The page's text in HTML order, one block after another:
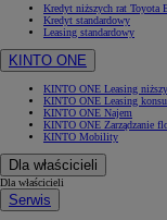
Kredyt niższych rat Toyota
Kredyt standardowy
Leasing standardowy
KINTO ONE
KINTO ONE Leasing
KINTO ONE Leasing
KINTO ONE Najem
KINTO ONE Zarządzanie
KINTO Mobility
Dla właścicieli
Dla właścicieli
Serwis